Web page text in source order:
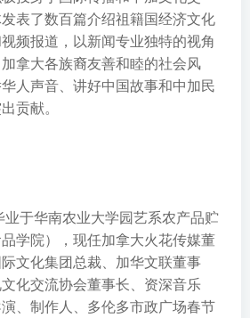
表了数百篇介绍祖籍国经济文化
频报道，以新闻专业独特的视角
拿大各族裔友善和睦的社会风
人声音、讲好中国故事和中加民
贡献。
于华南农业大学园艺系农产品贮
学院），现任加拿大火花传媒董
文化集团总裁、加华文联董事
化交流协会董事长、资深音乐
、制作人、多伦多市政广场春节